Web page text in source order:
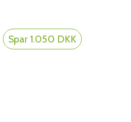
Spar 1.050 DKK